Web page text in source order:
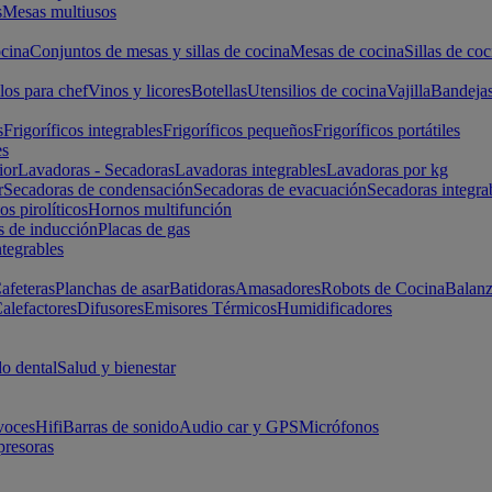
Mesas multiusos
Conjuntos de mesas y sillas de cocinaMesas de cocinaSillas de
para chefVinos y licoresBotellasUtensilios de cocinaVajilla
Frigoríficos integrablesFrigoríficos pequeñosFrigoríficos portátiles
Lavadoras - SecadorasLavadoras integrablesLavadoras por kg
Secadoras de condensaciónSecadoras de evacuaciónSecadoras
pirolíticosHornos multifunción
de inducciónPlacas de gas
Planchas de asarBatidorasAmasadoresRobots de Cocina
DifusoresEmisores TérmicosHumidificadores
dentalSalud y bienestar
HifiBarras de sonidoAudio car y GPSMicrófonos